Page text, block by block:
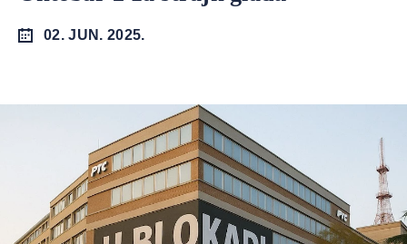
02. JUN. 2025.